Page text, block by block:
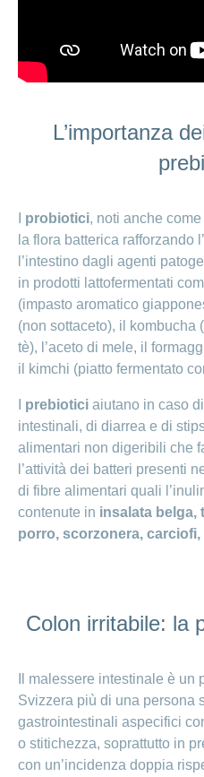
L’importanza
probiotici, noti anche
la flora batterica rafforzando
l’intestino dagli agenti
in prodotti lattofermentati
(impasto aromatico
(non sottaceto), il kombucha
tè), l’aceto di mele, il
il kimchi (piatto fermentato
prebiotici aiutano in caso
intestinali, di diarrea e di
alimentari non digeribili che
l’attività dei batteri presenti
di fibre alimentari quali
contenute in insalata belga,
porro, scorzonera, carciofi,
Colon irritabile: la
Il malessere intestinale è un
Svizzera più di una persona
gastrointestinali aspecifici
o stitichezza, soprattutto in
con un’incidenza doppia